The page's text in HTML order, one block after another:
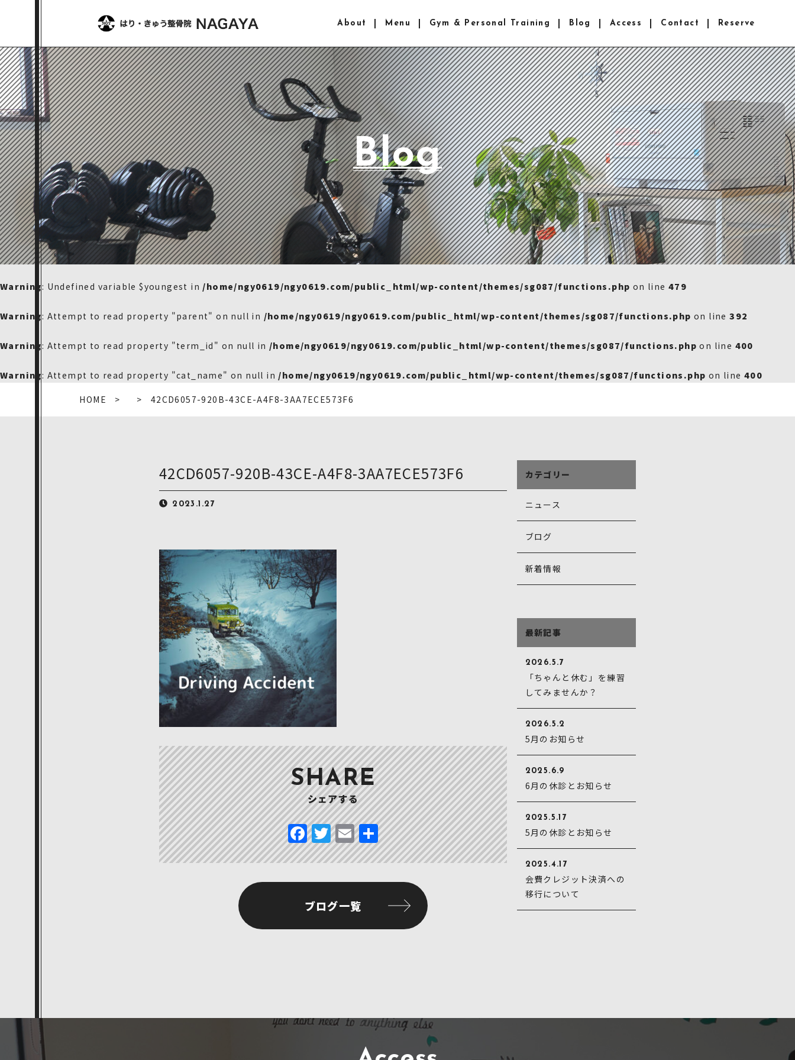
About Menu Gym & Personal Training Blog Access Contact Reserve
Blog
Warning: Undefined variable $youngest in /home/ngy0619/ngy0619.com/public_html/wp-content/themes/sg087/functions.php on line479
Warning: Attempt to read property "parent" on null in /home/ngy0619/ngy0619.com/public_html/wp-content/themes/sg087/functions.php on line392
Warning: Attempt to read property "term_id" on null in /home/ngy0619/ngy0619.com/public_html/wp-content/themes/sg087/functions.php on line 400
Warning: Attempt to read property "cat_name" on null in /home/ngy0619/ngy0619.com/public_html/wp-content/themes/sg087/functions.php on line400
HOME 42CD6057-920B-43CE-A4F8-3AA7ECE573F6
42CD6057-920B-43CE-A4F8-3AA7ECE573F6
2023.1.27
SHARE
シェアする
F
a
c
e
b
o
T
w
it
te
r
E
m
ai
l
共
有
ブログ一覧
カテゴリー
ニュース
ブログ
新着情報
最新記事
2026.5.7
「ちゃんと休む」を練習
してみませんか？
2026.5.2
5月のお知らせ
2025.6.9
6月の休診とお知らせ
2025.5.17
5月の休診とお知らせ
2025.4.17
会費クレジット決済への
移行について